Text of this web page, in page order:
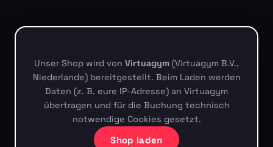
Unser Shop wird von Virtuagym (Virtuagym B.V.,
Niederlande) bereitgestellt. Beim Laden werden
Daten (z. B. eure IP-Adresse) an Virtuagym
übertragen und für die Buchung technisch
notwendige Cookies gesetzt.
Shop laden